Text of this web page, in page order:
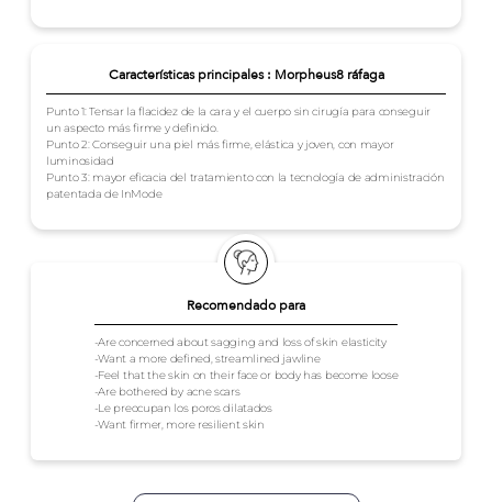
Recomendado para
-Are concerned about sagging and loss of skin elasticity
-Want a more defined, streamlined jawline
-Feel that the skin on their face or body has become loose
-Are bothered by acne scars
-Le preocupan los poros dilatados
-Want firmer, more resilient skin
Características principales : Morpheus8 ráfaga
Punto 1: Tensar la flacidez de la cara y el cuerpo sin cirugía para conseguir
un aspecto más firme y definido.
Punto 2: Conseguir una piel más firme, elástica y joven, con mayor
luminosidad
Punto 3: mayor eficacia del tratamiento con la tecnología de administración
patentada de InMode